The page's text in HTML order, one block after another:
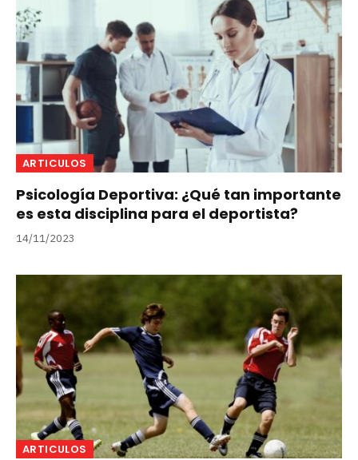
ARTICULOS
Psicología Deportiva: ¿Qué tan importante
es esta disciplina para el deportista?
14/11/2023
ARTICULOS